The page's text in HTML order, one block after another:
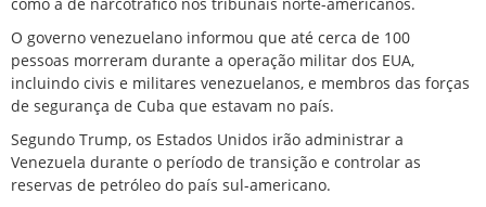
O governo venezuelano informou que até cerca de 100
pessoas morreram durante a operação militar dos EUA,
incluindo civis e militares venezuelanos, e membros das forças
de segurança de Cuba que estavam no país.
Segundo Trump, os Estados Unidos irão administrar a
Venezuela durante o período de transição e controlar as
reservas de petróleo do país sul-americano.